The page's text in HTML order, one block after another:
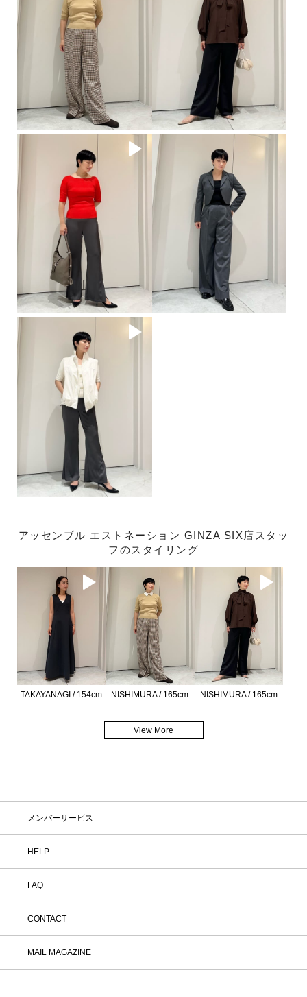
アッセンブル エストネーション GINZA SIX店スタッ
フのスタイリング
TAKAYANAGI / 154cm NISHIMURA / 165cm NISHIMURA / 165cm
View More
メンバーサービス
HELP
FAQ
CONTACT
MAIL MAGAZINE